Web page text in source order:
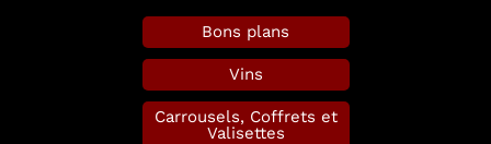
Bons plans
Vins
Carrousels, Coffrets et
Valisettes